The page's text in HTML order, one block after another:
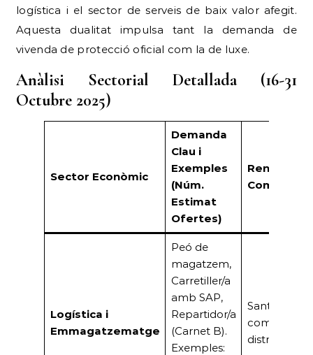
logística i el sector de serveis de baix valor afegit.
Aquesta dualitat impulsa tant la demanda de
vivenda de protecció oficial com la de luxe.
Anàlisi Sectorial Detallada (16-31
Octubre 2025)
Sector Econòmic
Demanda
Clau i
Exemples
(Núm.
Estimat
Ofertes)
Comercial
Logística i
Emmagatzematge
Peó de
magatzem,
Carretiller/a
amb SAP,
Repartidor/a
(Carnet B).
Exemples:
Sant Boi es
com a node
distribució